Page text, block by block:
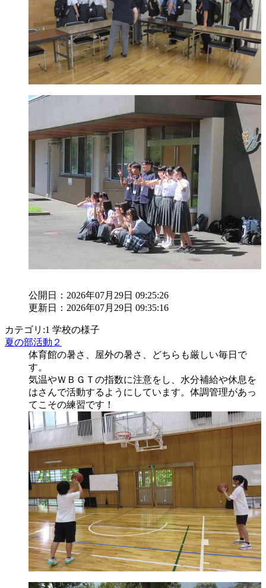
公開日：2026年07月29日 09:25:26
更新日：2026年07月29日 09:35:16
カテゴリ:1 学校の様子
夏の部活動２
体育館の暑さ、屋外の暑さ、どちらも厳しい毎日で
す。
気温やＷＢＧＴの指数に注意をし、水分補給や休息を
はさんで活動するようにしています。体調管理があっ
てこその練習です！